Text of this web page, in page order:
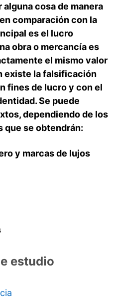
cosa de manera
comparación con la
es el lucro
obra o mercancía es
el mismo valor
existe la falsificación
fines de lucro y con el
Se puede
dependiendo de los
se obtendrán:
y marcas de lujos
estudio